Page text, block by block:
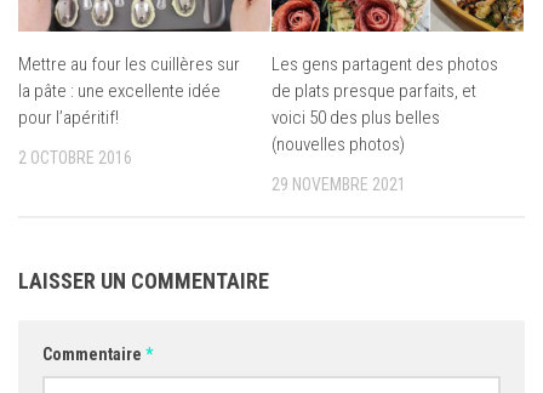
Mettre au four les cuillères sur
la pâte : une excellente idée
pour l’apéritif!
2 OCTOBRE 2016
Les gens partagent des photos
de plats presque parfaits, et
voici 50 des plus belles
(nouvelles photos)
29 NOVEMBRE 2021
LAISSER UN COMMENTAIRE
Commentaire *